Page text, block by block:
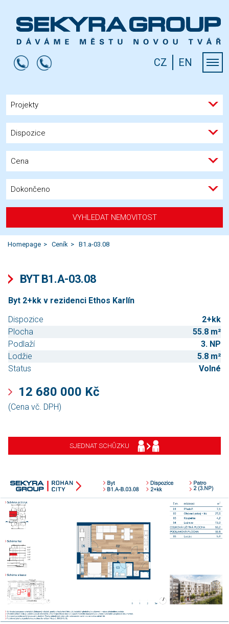
CZ EN
Projekty
Dispozice
Cena
Dokončeno
VYHLEDAT NEMOVITOST
Homepage Ceník B1.a-03.08
BYT B1.A-03.08
Byt 2+kk v rezidenci Ethos Karlín
Dispozice
2+kk
Plocha
55.8 m²
Podlaží
3. NP
Lodžie
5.8 m²
Status
Volné
12 680 000 Kč
(Cena vč. DPH)
SJEDNAT SCHŮZKU